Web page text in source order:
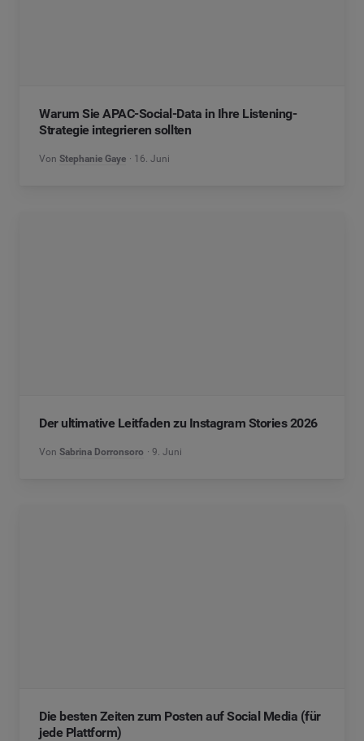
Warum Sie APAC-Social-Data in Ihre Listening-
Strategie integrieren sollten
Von Stephanie Gaye 16. Juni
Der ultimative Leitfaden zu Instagram Stories 2026
Von Sabrina Dorronsoro 9. Juni
Die besten Zeiten zum Posten auf Social Media (für
jede Plattform)